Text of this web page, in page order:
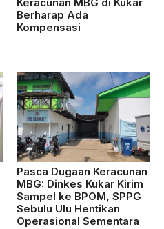
Keracunan MBG di Kukar
Berharap Ada
Kompensasi
Pasca Dugaan Keracunan
MBG: Dinkes Kukar Kirim
Sampel ke BPOM, SPPG
Sebulu Ulu Hentikan
Operasional Sementara